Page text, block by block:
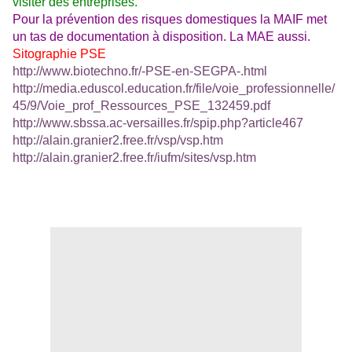
Pour la prévention des risques domestiques la MAIF met
un tas de documentation à disposition. La MAE aussi.
Sitographie PSE
http://www.biotechno.fr/-PSE-en-SEGPA-.html
http://media.eduscol.education.fr/file/voie_professionnelle/
45/9/Voie_prof_Ressources_PSE_132459.pdf
http://www.sbssa.ac-versailles.fr/spip.php?article467
http://alain.granier2.free.fr/vsp/vsp.htm
http://alain.granier2.free.fr/iufm/sites/vsp.htm